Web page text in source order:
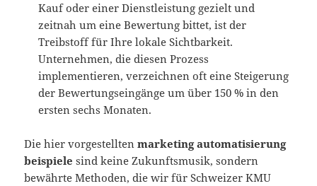
Kauf oder einer Dienstleistung gezielt und
zeitnah um eine Bewertung bittet, ist der
Treibstoff für Ihre lokale Sichtbarkeit.
Unternehmen, die diesen Prozess
implementieren, verzeichnen oft eine Steigerung
der Bewertungseingänge um über 150 % in den
ersten sechs Monaten.
Die hier vorgestelltenmarketing automatisierung
beispiele sind keine Zukunftsmusik, sondern
bewährte Methoden, die wir für Schweizer KMU